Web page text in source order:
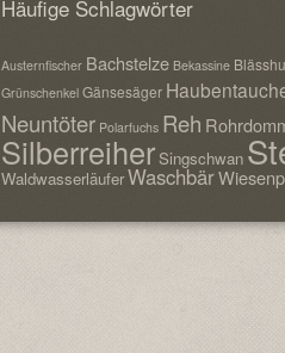
Häufige Schlagwörter
Austernfischer Bachstelze Bekassine
Grünschenkel Gänsesäger
Neuntöter Polarfuchs Reh
Silberreiher Singschwan
WaldwasserläuferWaschbär